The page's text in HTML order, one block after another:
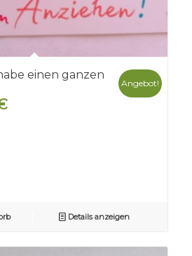
einen ganzen
Aktueller
Angebot!
Details anzeigen